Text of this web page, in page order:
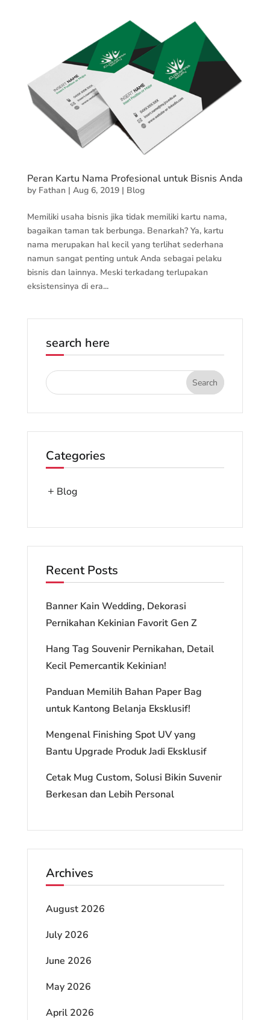
Peran Kartu Nama Profesional untuk Bisnis Anda
by Fathan | Aug 6, 2019| Blog
Memiliki usaha bisnis jika tidak memiliki kartu nama,
bagaikan taman tak berbunga. Benarkah? Ya, kartu
nama merupakan hal kecil yang terlihat sederhana
namun sangat penting untuk Anda sebagai pelaku
bisnis dan lainnya. Meski terkadang terlupakan
eksistensinya di era...
search here
Categories
Blog
Recent Posts
Banner Kain Wedding, Dekorasi
Pernikahan Kekinian Favorit Gen Z
Hang Tag Souvenir Pernikahan, Detail
Kecil Pemercantik Kekinian!
Panduan Memilih Bahan Paper Bag
untuk Kantong Belanja Eksklusif!
Mengenal Finishing Spot UV yang
Bantu Upgrade Produk Jadi Eksklusif
Cetak Mug Custom, Solusi Bikin Suvenir
Berkesan dan Lebih Personal
Archives
August 2026
July 2026
June 2026
May 2026
April 2026